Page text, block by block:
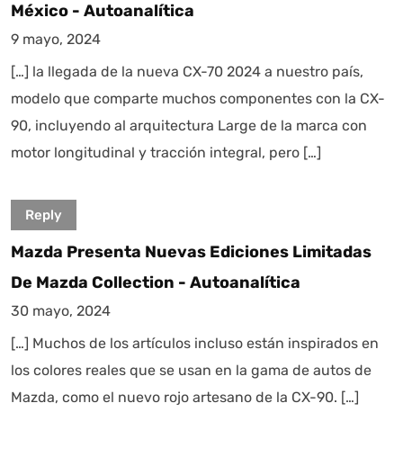
México - Autoanalítica
9 mayo, 2024
[…] la llegada de la nueva CX-70 2024 a nuestro país,
modelo que comparte muchos componentes con la CX-
90, incluyendo al arquitectura Large de la marca con
motor longitudinal y tracción integral, pero […]
Reply
Mazda Presenta Nuevas Ediciones Limitadas
De Mazda Collection - Autoanalítica
30 mayo, 2024
[…] Muchos de los artículos incluso están inspirados en
los colores reales que se usan en la gama de autos de
Mazda, como el nuevo rojo artesano de la CX-90. […]